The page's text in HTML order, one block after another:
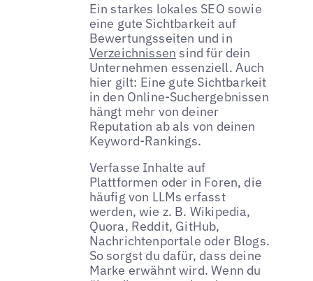
Ein starkes lokales SEO sowie
eine gute Sichtbarkeit auf
Bewertungsseiten und in
Verzeichnissen sind für dein
Unternehmen essenziell. Auch
hier gilt: Eine gute Sichtbarkeit
in den Online-Suchergebnissen
hängt mehr von deiner
Reputation ab als von deinen
Keyword-Rankings.
Verfasse Inhalte auf
Plattformen oder in Foren, die
häufig von LLMs erfasst
werden, wie z. B. Wikipedia,
Quora, Reddit, GitHub,
Nachrichtenportale oder Blogs.
So sorgst du dafür, dass deine
Marke erwähnt wird. Wenn du